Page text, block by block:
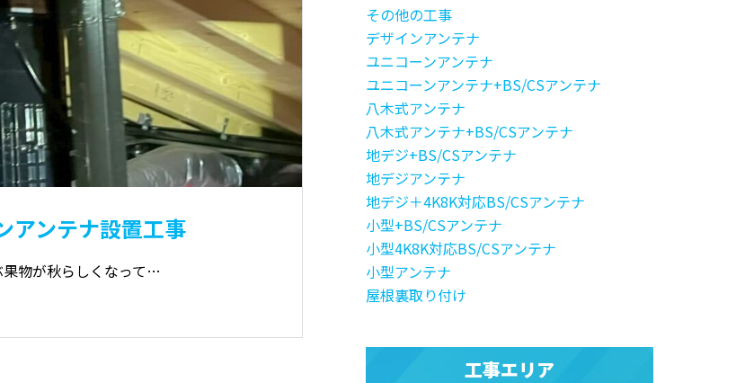
ンテナ設置工事
物が秋らしくなって…
その他の工事
デザインアンテナ
ユニコーンアンテナ
ユニコーンアンテナ+BS/CSアンテナ
八木式アンテナ
八木式アンテナ+BS/CSアンテナ
地デジ+BS/CSアンテナ
地デジアンテナ
地デジ＋4K8K対応BS/CSアンテナ
小型+BS/CSアンテナ
小型4K8K対応BS/CSアンテナ
小型アンテナ
屋根裏取り付け
工事エリア